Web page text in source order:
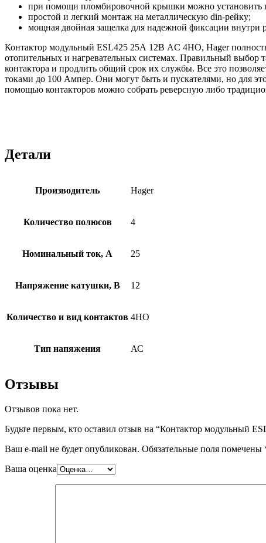
при помощи пломбировочной крышки можно установить
простой и легкий монтаж на металлическую din-рейку;
мощная двойная защелка для надежной фиксации внутри
Контактор модульный ESL425 25А 12В AC 4НО, Hager
отопительных и нагревательных системах. Правильный выбор
контактора и продлить общий срок их службы. Все это
токами до 100 Ампер. Они могут быть и пускателями, но для
помощью контакторов можно собрать реверсную либо
Детали
Производитель Hager
Количество полюсов 4
Номинальный ток, А 25
Напряжение катушки, В 12
Количество и вид контактов 4НО
Тип напяжения АС
Отзывы
Отзывов пока нет.
Будьте первым, кто оставил отзыв на “Контактор модульный
Ваш e-mail не будет опубликован. Обязательные поля помечены
Ваша оценка